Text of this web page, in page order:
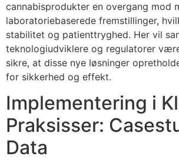
cannabisprodukter en overgang mod
laboratoriebaserede fremstillinger,
stabilitet og patienttryghed. Her vil
teknologiudviklere og regulatorer
sikre, at disse nye løsninger
for sikkerhed og effekt.
Implementering i
Praksisser:
Data